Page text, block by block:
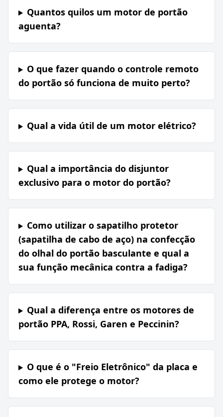
Quantos quilos um motor de portão
aguenta?
O que fazer quando o controle remoto
do portão só funciona de muito perto?
Qual a vida útil de um motor elétrico?
Qual a importância do disjuntor
exclusivo para o motor do portão?
Como utilizar o sapatilho protetor
(sapatilha de cabo de aço) na confecção
do olhal do portão basculante e qual a
sua função mecânica contra a fadiga?
Qual a diferença entre os motores de
portão PPA, Rossi, Garen e Peccinin?
O que é o "Freio Eletrônico" da placa e
como ele protege o motor?